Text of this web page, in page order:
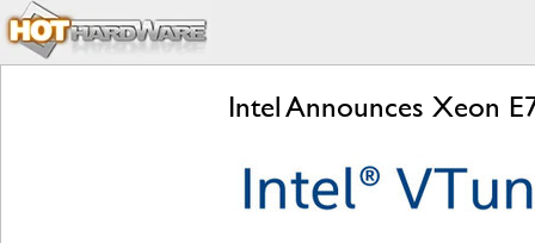
Intel Announces Xeon